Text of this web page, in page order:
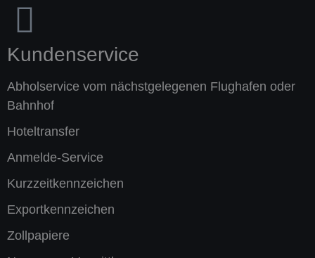
Kundenservice
Abholservice vom nächstgelegenen Flughafen oder
Bahnhof
Hoteltransfer
Anmelde-Service
Kurzzeitkennzeichen
Exportkennzeichen
Zollpapiere